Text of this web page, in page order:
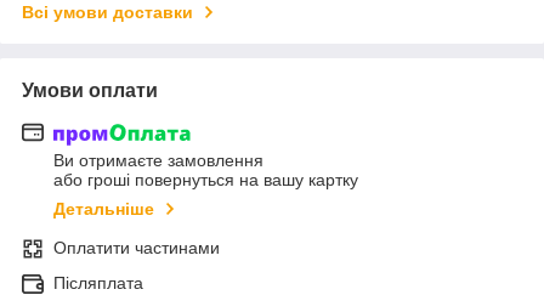
Всі умови доставки
Умови оплати
Ви отримаєте замовлення
або гроші повернуться на вашу картку
Детальніше
Оплатити частинами
Післяплата